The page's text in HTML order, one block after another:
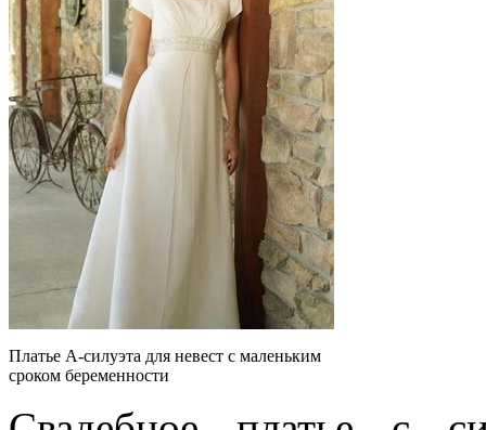
Платье А-силуэта для невест с маленьким
сроком беременности